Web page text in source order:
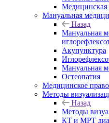
Медицинская
Мануальная
Назад
Мануальная
Акупунктура
Мануальная
Остеопатия
Медицинское право
Методы
Назад
Методы
КТ и МРТ